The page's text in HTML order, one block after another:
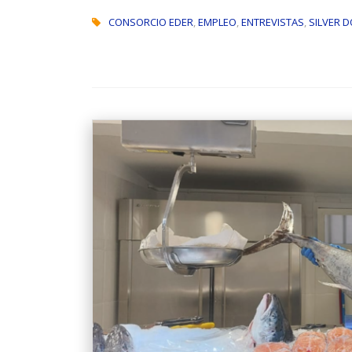
CONSORCIO EDER,EMPLEO,ENTREVISTAS, SILVER